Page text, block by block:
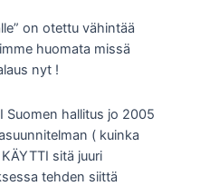
on otettu vähintää
huomata missä
nyt !
Suomen hallitus jo 2005
( kuinka
sitä juuri
tehden siittä